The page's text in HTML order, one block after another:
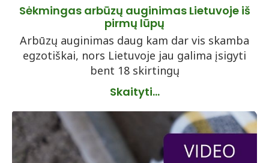
Sėkmingas arbūzų auginimas Lietuvoje iš
pirmų lūpų
Arbūzų auginimas daug kam dar vis skamba
egzotiškai, nors Lietuvoje jau galima įsigyti
bent 18 skirtingų
Skaityti...